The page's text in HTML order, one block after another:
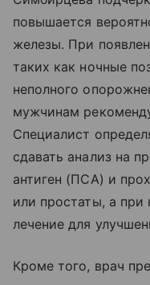
повышается
железы. При
таких как ночные
неполного
мужчинам
Специалист
сдавать анализ на
антиген (ПСА) и
или простаты, а при
лечение для
Кроме того, врач